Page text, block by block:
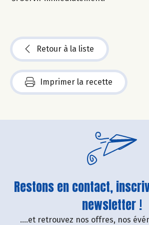
Retour à la liste
Imprimer la recette
Restons en contact,
newsletter !
....et retrouvez nos offres, nos